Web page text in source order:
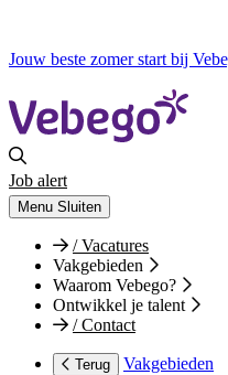
Jouw beste zomer start bij
Job alert
Menu Sluiten
/Vacatures
Vakgebieden
Waarom Vebego?
Ontwikkel je talent
/Contact
Terug
Vakgebieden